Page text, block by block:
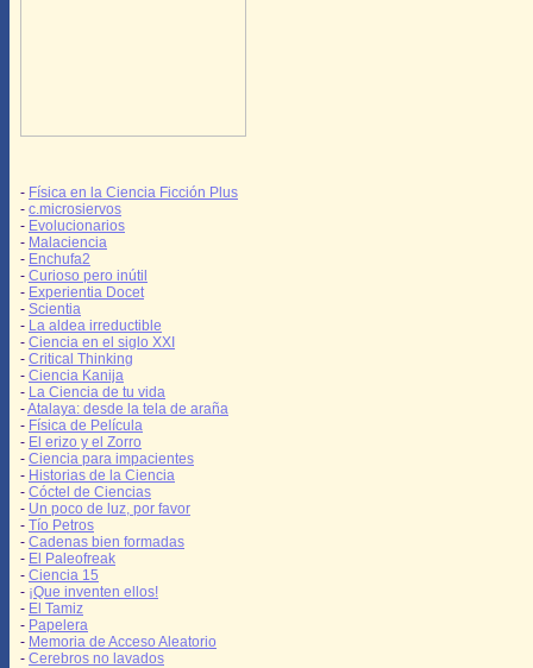
- Física en la Ciencia Ficción Plus
- c.microsiervos
- Evolucionarios
- Malaciencia
- Enchufa2
- Curioso pero inútil
- Experientia Docet
- Scientia
- La aldea irreductible
- Ciencia en el siglo XXI
- Critical Thinking
- Ciencia Kanija
- La Ciencia de tu vida
-Atalaya: desde la tela de araña
- Física de Película
- El erizo y el Zorro
- Ciencia para impacientes
- Historias de la Ciencia
- Cóctel de Ciencias
- Un poco de luz, por favor
- Tío Petros
- Cadenas bien formadas
- El Paleofreak
- Ciencia 15
- ¡Que inventen ellos!
- El Tamiz
- Papelera
- Memoria de Acceso Aleatorio
- Cerebros no lavados